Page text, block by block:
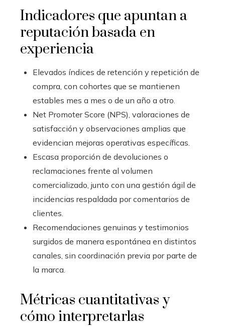
Indicadores que apuntan a
reputación basada en
experiencia
Elevados índices de retención y repetición de
compra, con cohortes que se mantienen
estables mes a mes o de un año a otro.
Net Promoter Score (NPS), valoraciones de
satisfacción y observaciones amplias que
evidencian mejoras operativas específicas.
Escasa proporción de devoluciones o
reclamaciones frente al volumen
comercializado, junto con una gestión ágil de
incidencias respaldada por comentarios de
clientes.
Recomendaciones genuinas y testimonios
surgidos de manera espontánea en distintos
canales, sin coordinación previa por parte de
la marca.
Métricas cuantitativas y
cómo interpretarlas